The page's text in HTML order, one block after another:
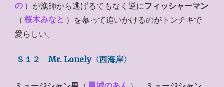
の ）が漁師から逃げるでもなく逆にフィッシャーマン
（ 桜木みなと ）を慕って追いかけるのがトンチキで
愛らしい。
Ｓ１２ Mr. Lonely〈西海岸〉